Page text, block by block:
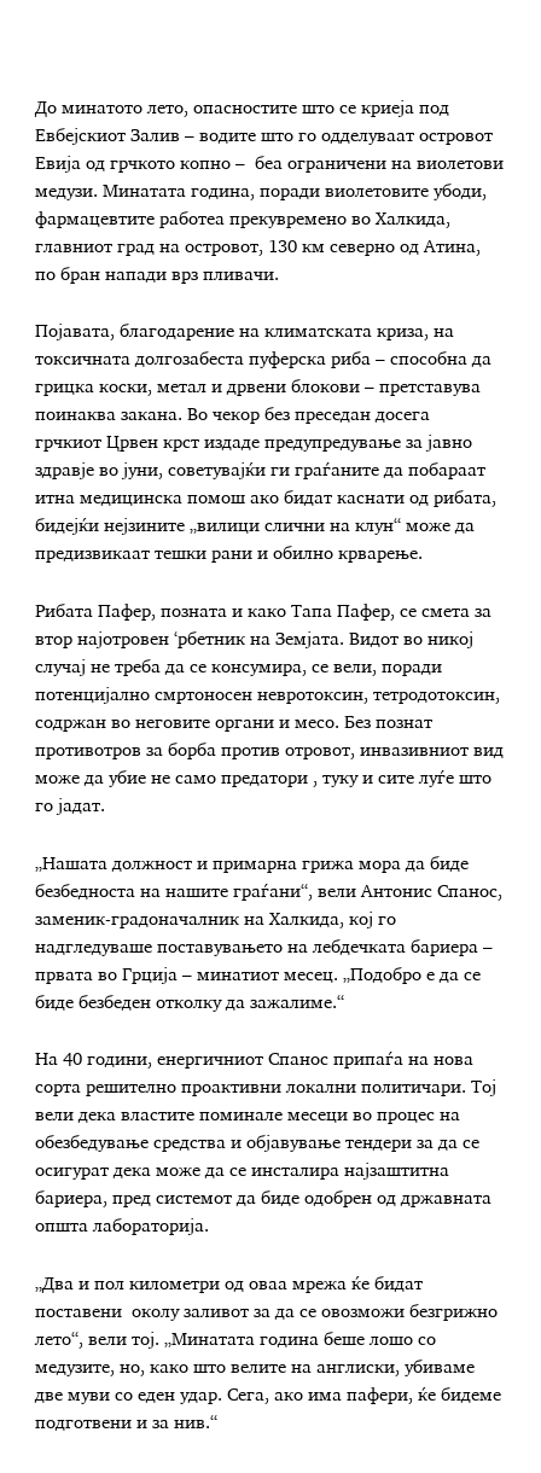
До минатото лето, опасностите што се криеја под
Евбејскиот Залив – водите што го одделуваат островот
Евија од грчкото копно – беа ограничени на виолетови
медузи. Минатата година, поради виолетовите убоди,
фармацевтите работеа прекувремено во Халкида,
главниот град на островот, 130 км северно од Атина,
по бран напади врз пливачи.
Појавата, благодарение на климатската криза, на
токсичната долгозабеста пуферска риба – способна да
грицка коски, метал и дрвени блокови – претставува
поинаква закана. Во чекор без преседан досега
грчкиот Црвен крст издаде предупредување за јавно
здравје во јуни, советувајќи ги граѓаните да побараат
итна медицинска помош ако бидат каснати од рибата,
бидејќи нејзините „вилици слични на клун“ може да
предизвикаат тешки рани и обилно крварење.
Рибата Пафер, позната и како Тапа Пафер, се смета за
втор најотровен ‘рбетник на Земјата. Видот во никој
случај не треба да се консумира, се вели, поради
потенцијално смртоносен невротоксин, тетродотоксин,
содржан во неговите органи и месо. Без познат
противотров за борба против отровот, инвазивниот вид
може да убие не само предатори , туку и сите луѓе што
го јадат.
„Нашата должност и примарна грижа мора да биде
безбедноста на нашите граѓани“, вели Антонис Спанос,
заменик-градоначалник на Халкида, кој го
надгледуваше поставувањето на лебдечката бариера –
првата во Грција – минатиот месец. „Подобро е да се
биде безбеден отколку да зажалиме.“
На 40 години, енергичниот Спанос припаѓа на нова
сорта решително проактивни локални политичари. Тој
вели дека властите поминале месеци во процес на
обезбедување средства и објавување тендери за да се
осигурат дека може да се инсталира најзаштитна
бариера, пред системот да биде одобрен од државната
општа лабораторија.
„Два и пол километри од оваа мрежа ќе бидат
поставени околу заливот за да се овозможи безгрижно
лето“, вели тој. „Минатата година беше лошо со
медузите, но, како што велите на англиски, убиваме
две муви со еден удар. Сега, ако има пафери, ќе бидеме
подготвени и за нив.“